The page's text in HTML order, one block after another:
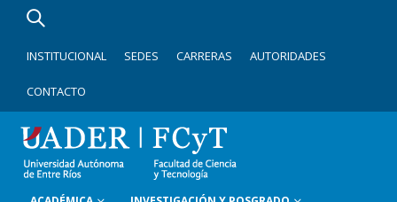
INSTITUCIONAL SEDES CARRERAS AUTORIDADES
CONTACTO